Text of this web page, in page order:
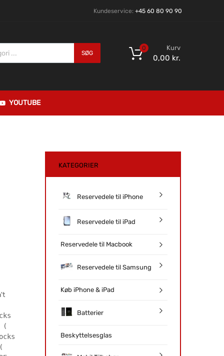
Kundeservice: +45 60 80 90 90
SØG
Kurv
0,00 kr.
0
YOUTUBE
(
KATEGORIER
Reservedele til iPhone
Reservedele til iPad
Reservedele til Macbook
Reservedele til Samsung
Køb iPhone & iPad
Batterier
Beskyttelsesglas